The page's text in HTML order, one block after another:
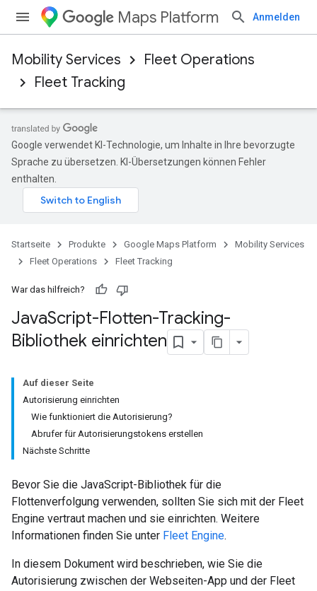
Maps Platform Anmelden
Mobility Services
Fleet Operations
Fleet Tracking
Google verwendet KI-Technologie, um Inhalte in Ihre bevorzugte
Sprache zu übersetzen. KI-Übersetzungen können Fehler
enthalten.
Startseite Produkte Google Maps Platform
Mobility Services
Fleet Operations
Fleet Tracking
War das hilfreich?
JavaScript-Flotten-Tracking-
Bibliothek einrichten
Auf dieser Seite
Autorisierung einrichten
Wie funktioniert die Autorisierung?
Abrufer für Autorisierungstokens erstellen
Nächste Schritte
Bevor Sie die JavaScript-Bibliothek für die
Flottenverfolgung verwenden, sollten Sie sich mit der Fleet
Engine vertraut machen und sie einrichten. Weitere
Informationen finden Sie unter Fleet Engine.
In diesem Dokument wird beschrieben, wie Sie die
Autorisierung zwischen der Webseiten-App und der Fleet